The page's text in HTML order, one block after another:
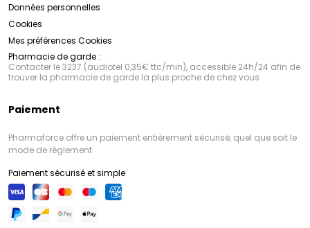
Données personnelles
Cookies
Mes préférences Cookies
Pharmacie de garde :
Contacter le 3237 (audiotel 0,35€ ttc/min), accessible 24h/24 afin de
trouver la pharmacie de garde la plus proche de chez vous
Paiement
Pharmaforce offre un paiement entièrement sécurisé, quel que soit le
mode de règlement
Paiement sécurisé et simple